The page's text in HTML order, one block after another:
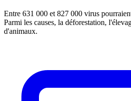
Entre 631 000 et 827 000 virus
Parmi les causes, la déforestation,
d'animaux.